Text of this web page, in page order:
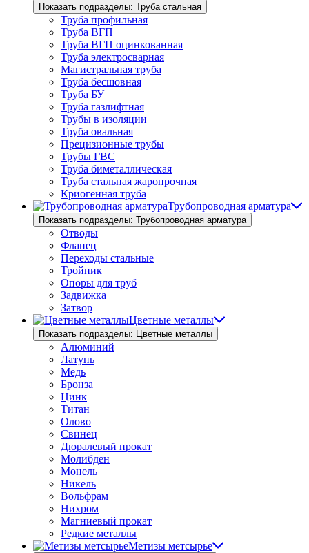
Показать подразделы: Труба стальная
Труба профильная
Труба ВГП
Труба ВГП оцинкованная
Труба электросварная
Магистральная труба
Труба бесшовная
Труба БУ
Труба газлифтная
Трубы в изоляции
Труба овальная
Прецизионные трубы
Трубы ГВС
Труба биметаллическая
Труба стальная жаропрочная
Криогенная труба
Трубопроводная арматура
Показать подразделы: Трубопроводная арматура
Отводы
Фланец
Переходы стальные
Тройник
Опоры для труб
Задвижка
Затвор
Цветные металлы
Показать подразделы: Цветные металлы
Алюминий
Латунь
Медь
Бронза
Цинк
Титан
Олово
Свинец
Дюралевый прокат
Молибден
Монель
Никель
Вольфрам
Нихром
Магниевый прокат
Редкие металлы
Метизы метсырье